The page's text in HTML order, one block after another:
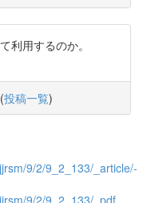
利用するのか。
(投稿一覧)
9/2/9_2_133/_article/-
9/2/9_2_133/_pdf